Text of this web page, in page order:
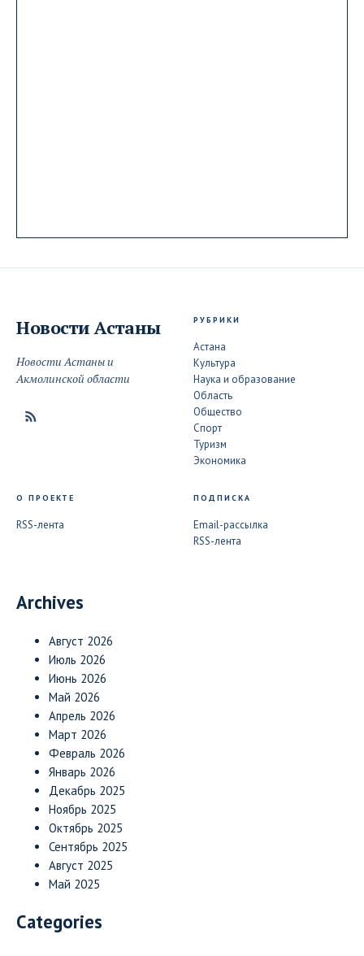
Новости Астаны
Новости Астаны и
Акмолинской области
РУБРИКИ
Астана
Культура
Наука и образование
Область
Общество
Спорт
Туризм
Экономика
О ПРОЕКТЕ
RSS-лента
ПОДПИСКА
Email-рассылка
RSS-лента
Archives
Август 2026
Июль 2026
Июнь 2026
Май 2026
Апрель 2026
Март 2026
Февраль 2026
Январь 2026
Декабрь 2025
Ноябрь 2025
Октябрь 2025
Сентябрь 2025
Август 2025
Май 2025
Categories